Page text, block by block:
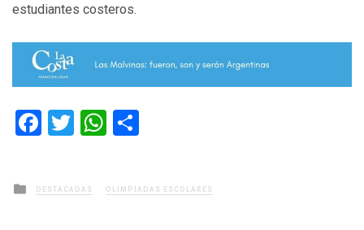
estudiantes costeros.
Facebook
TwitterWhatsApp
Posted
in
DESTACADAS OLIMPÍADAS ESCOLARES